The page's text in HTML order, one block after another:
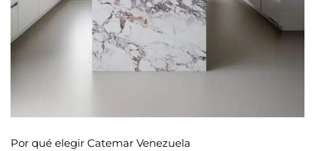
Por qué elegir Catemar Venezuela